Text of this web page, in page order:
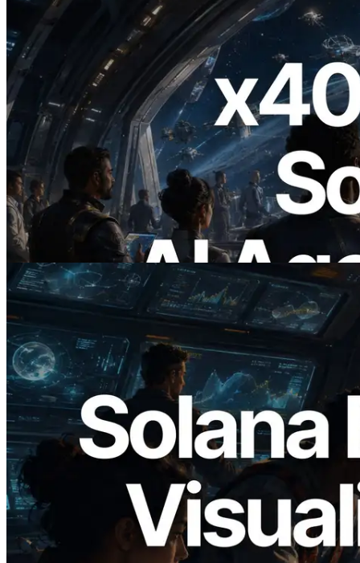
2026.07.04
ERPC lanza Solana RPC compatible con
x402 — La era en la que los agentes de IA
pagan bajo demanda por las API que
necesitan
Leer este artículo
2026.05.24
Validators Solutions lanza el Solana Block
Analyzer — Visualización del tiempo de
producción de bloque por slot y del
Validador asignado